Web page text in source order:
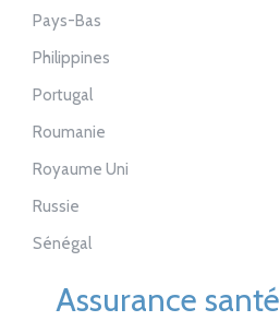
Pays-Bas
Philippines
Portugal
Roumanie
Royaume Uni
Russie
Sénégal
Assurance santé